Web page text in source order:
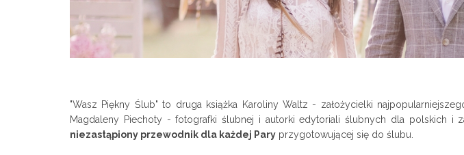
"Wasz Piękny Ślub" to druga książka Karoliny Waltz - założycielki
Magdaleny Piechoty - fotografki ślubnej i autorki edytoriali ślubnych dla polskich i
niezastąpiony przewodnik dla każdej Pary przygotowującej się do ślubu.